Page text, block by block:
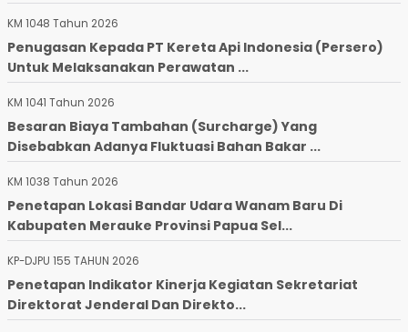
KM 1048 Tahun 2026
Penugasan Kepada PT Kereta Api Indonesia (Persero)
Untuk Melaksanakan Perawatan ...
KM 1041 Tahun 2026
Besaran Biaya Tambahan (Surcharge) Yang
Disebabkan Adanya Fluktuasi Bahan Bakar ...
KM 1038 Tahun 2026
Penetapan Lokasi Bandar Udara Wanam Baru Di
Kabupaten Merauke Provinsi Papua Sel...
KP-DJPU 155 TAHUN 2026
Penetapan Indikator Kinerja Kegiatan Sekretariat
Direktorat Jenderal Dan Direkto...